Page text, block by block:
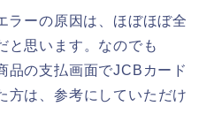
ラーの原因は、ほぼほぼ全
と思います。なのでも
品の支払画面でJCBカード
方は、参考にしていただけ